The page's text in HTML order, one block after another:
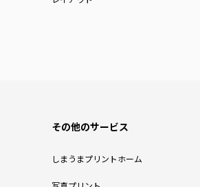
その他のサービス
しまうまプリントホーム